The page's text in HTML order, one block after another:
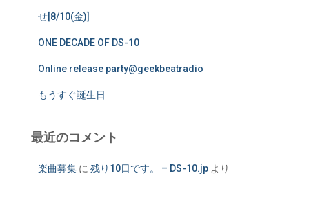
せ[8/10(金)]
ONE DECADE OF DS-10
Online release party@geekbeatradio
もうすぐ誕生日
最近のコメント
楽曲募集 に 残り10日です。 – DS-10.jp より